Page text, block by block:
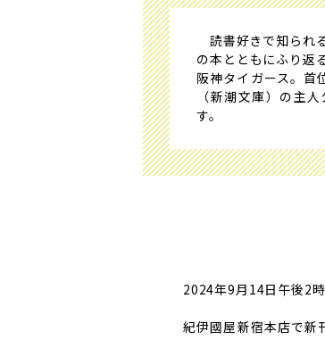
読書好きで知られ
の本とともにふり返
阪神タイガース。首
（新潮文庫）の主
す。
2024年9月14日午後2時
紀伊國屋新宿本店で新